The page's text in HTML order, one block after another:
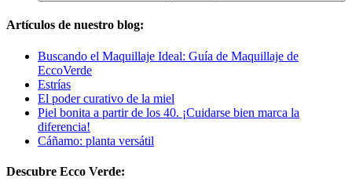
Artículos de nuestro blog:
Buscando el Maquillaje Ideal: Guía de Maquillaje de
EccoVerde
Estrías
El poder curativo de la miel
Piel bonita a partir de los 40. ¡Cuidarse bien marca la
diferencia!
Cáñamo: planta versátil
Descubre Ecco Verde: